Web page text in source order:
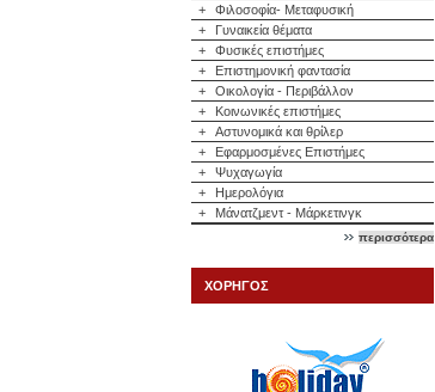
+
Φιλοσοφία- Μεταφυσική
+
Γυναικεία θέματα
+
Φυσικές επιστήμες
+
Επιστημονική φαντασία
+
Οικολογία - Περιβάλλον
+
Κοινωνικές επιστήμες
+
Αστυνομικά και θρίλερ
+
Εφαρμοσμένες Επιστήμες
+
Ψυχαγωγία
+
Ημερολόγια
+
Μάνατζμεντ - Μάρκετινγκ
περισσότερα
ΧΟΡΗΓΟΣ